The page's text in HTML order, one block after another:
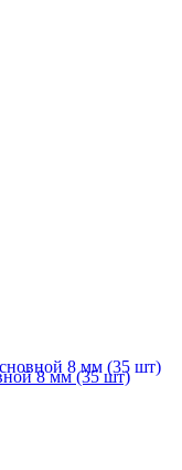
8 мм (35 шт)